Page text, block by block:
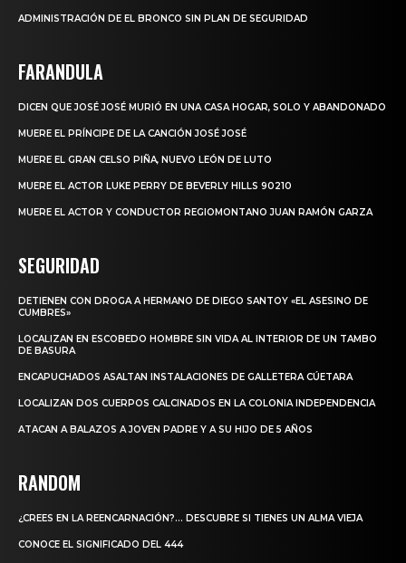
ADMINISTRACIÓN DE EL BRONCO SIN PLAN DE SEGURIDAD
FARANDULA
DICEN QUE JOSÉ JOSÉ MURIÓ EN UNA CASA HOGAR, SOLO Y ABANDONADO
MUERE EL PRÍNCIPE DE LA CANCIÓN JOSÉ JOSÉ
MUERE EL GRAN CELSO PIÑA, NUEVO LEÓN DE LUTO
MUERE EL ACTOR LUKE PERRY DE BEVERLY HILLS 90210
MUERE EL ACTOR Y CONDUCTOR REGIOMONTANO JUAN RAMÓN GARZA
SEGURIDAD
DETIENEN CON DROGA A HERMANO DE DIEGO SANTOY «EL ASESINO DE
CUMBRES»
LOCALIZAN EN ESCOBEDO HOMBRE SIN VIDA AL INTERIOR DE UN TAMBO
DE BASURA
ENCAPUCHADOS ASALTAN INSTALACIONES DE GALLETERA CÚETARA
LOCALIZAN DOS CUERPOS CALCINADOS EN LA COLONIA INDEPENDENCIA
ATACAN A BALAZOS A JOVEN PADRE Y A SU HIJO DE 5 AÑOS
RANDOM
¿CREES EN LA REENCARNACIÓN?… DESCUBRE SI TIENES UN ALMA VIEJA
CONOCE EL SIGNIFICADO DEL 444